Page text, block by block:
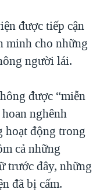
được tiếp cận
minh cho những
người lái.
được “miễn
nghênh
hoạt động trong
cả những
trước đây, những
đã bị cấm.